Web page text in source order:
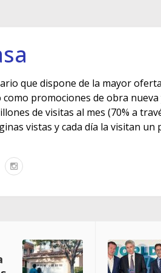
que dispone de la mayor
promociones de obra
de visitas al mes (70% a
vistas y cada día la visitan un